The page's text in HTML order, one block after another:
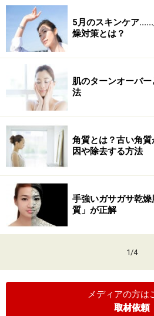
5月のスキンケア
燥対策とは？
肌のターンオーバ
法
角質とは？古い角
因や除去する方法
手強いガサガサ乾
質」が正解
1/4
メディアの方は
取材依頼